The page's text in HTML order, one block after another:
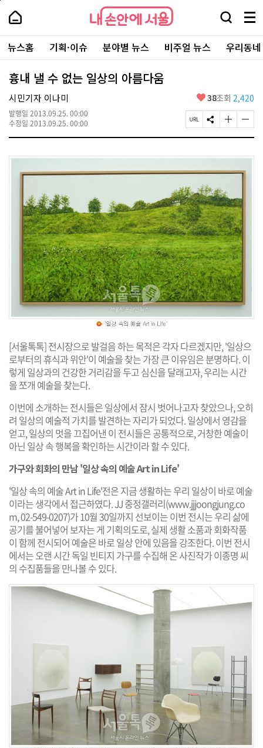
본
로
가
내
손
안
에
서
울
-
서
울
시
대
표
소
포
내
손
에
울
검
창
열
기
메
뉴
전
체
보
주
요
서
뉴스홈 기획·이슈 분야별 뉴스 비주얼 뉴스 우리동
흉내 낼 수 없는 일상의 아름다움
시민기자 이나미
발행일 2013.09.25. 00:00
수정일 2013.09.25. 00:00
좋
요
38조회 2,420
페
이
U
L
복
사
S
N
공
하
글
자
기
게
경
하
기
글
자
기
게
[서울톡톡] 전시장으로 발걸음 하는 목적은 각자 다르겠지만, '일상으
로부터의 휴식과 위안'이 예술을 찾는 가장 큰 이유임은 분명하다. 이
렇게 일상과의 건강한 거리감을 두고 심신을 달래고자, 우리는 시간
을 쪼개 예술을 찾는다.
이번에 소개하는 전시들은 일상에서 잠시 벗어나고자 찾았으나, 오히
려 일상의 예술적 가치를 발견하는 자리가 되었다. 일상에서 영감을
얻고, 일상의 멋을 끄집어낸 이 전시들은 공통적으로, 거창한 예술이
아닌 일상 속 행복을 확인하는 시간이라 할 수 있다.
가구와 회화의 만남 '일상 속의 예술 Art in Life'
'일상 속의 예술 Art in Life'전은 지금 생활하는 우리 일상이 바로 예술
이라는 생각에서 접근하였다. JJ 중정갤러리(www.jjjoongjung.co
m, 02-549-0207)가 10월 30일까지 선보이는 이번 전시는 우리 삶에
공기를 불어넣어 보자는 게 기획의도로, 실제 생활 소품과 회화작품
이 함께 전시되어 예술은 바로 일상 안에 있음을 강조한다. 이번 전시
에서는 오랜 시간 독일 빈티지 가구를 수집해 온 사진작가 이종명 씨
의 수집품들을 만나볼 수 있다.
페
상
단
로